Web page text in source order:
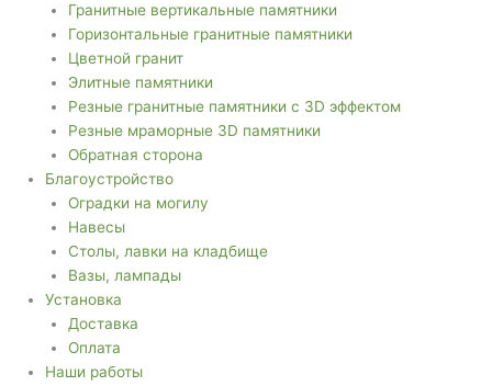
Гранитные вертикальные памятники
Горизонтальные гранитные памятники
Цветной гранит
Элитные памятники
Резные гранитные памятники с 3D эффектом
Резные мраморные 3D памятники
Обратная сторона
Благоустройство
Оградки на могилу
Навесы
Столы, лавки на кладбище
Вазы, лампады
Установка
Доставка
Оплата
Наши работы